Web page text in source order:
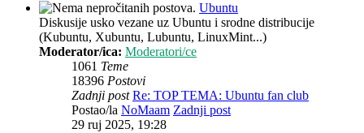
Ubuntu
Diskusije usko vezane uz Ubuntu i srodne distribucije
(Kubuntu, Xubuntu, Lubuntu, LinuxMint...)
Moderator/ica: Moderatori/ce
1061 Teme
18396 Postovi
Zadnji post Re: TOP TEMA: Ubuntu fan club
Postao/la NoMaam Zadnji post
29 ruj 2025, 19:28